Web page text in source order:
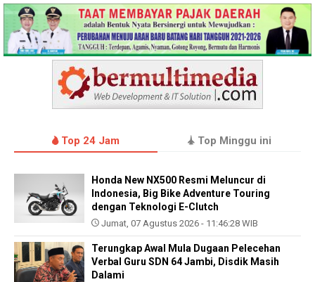
Top 24 Jam Top Minggu ini
Honda New NX500 Resmi Meluncur di
Indonesia, Big Bike Adventure Touring
dengan Teknologi E-Clutch
Jumat, 07 Agustus 2026 - 11:46:28 WIB
Terungkap Awal Mula Dugaan Pelecehan
Verbal Guru SDN 64 Jambi, Disdik Masih
Dalami